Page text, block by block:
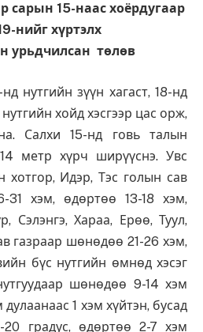
сарын 15-наас хоёрдугаар
нийг хүртэлх
урьдчилсан төлөв
нутгийн зүүн хагаст, 18-нд
хойд хэсгээр цас орж,
Салхи 15-нд говь талын
14 метр хүрч ширүүснэ. Увс
хотгор, Идэр, Тэс голын сав
31 хэм, өдөртөө 13-18 хэм,
Сэлэнгэ, Хараа, Ерөө, Туул,
газраар шөнөдөө 21-26 хэм,
бүс нутгийн өмнөд хэсэг
шөнөдөө 9-14 хэм
1 хэм хүйтэн, бусад
градус, өдөртөө 2-7 хэм